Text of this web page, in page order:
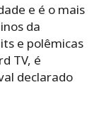
e é o mais
da
e polêmicas
TV, é
declarado